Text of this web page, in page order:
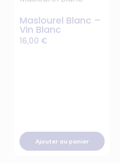
Maslourel Blanc –
Vin Blanc
16,00 €
Ajouter au panier